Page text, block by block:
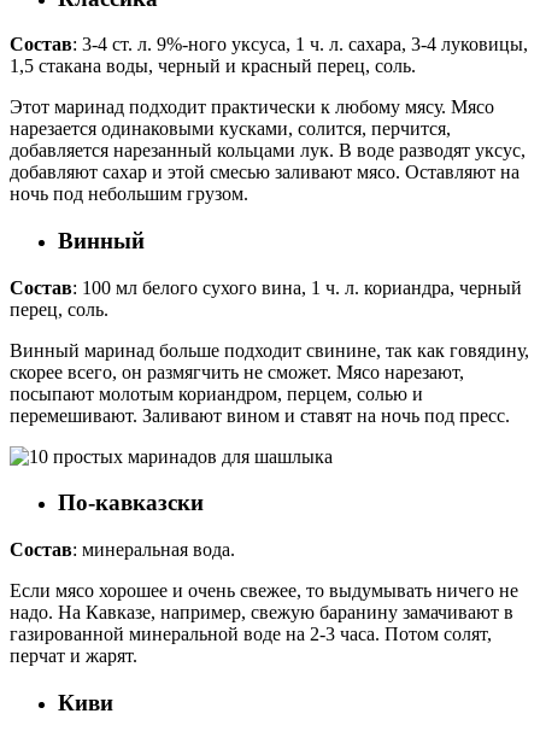
Состав: 3-4 ст. л. 9%-ного уксуса, 1 ч. л. сахара, 3-4 луковицы,
1,5 стакана воды, черный и красный перец, соль.
Этот маринад подходит практически к любому мясу. Мясо
нарезается одинаковыми кусками, солится, перчится,
добавляется нарезанный кольцами лук. В воде разводят уксус,
добавляют сахар и этой смесью заливают мясо. Оставляют на
ночь под небольшим грузом.
Винный
Состав: 100 мл белого сухого вина, 1 ч. л. кориандра, черный
перец, соль.
Винный маринад больше подходит свинине, так как говядину,
скорее всего, он размягчить не сможет. Мясо нарезают,
посыпают молотым кориандром, перцем, солью и
перемешивают. Заливают вином и ставят на ночь под пресс.
По-кавказски
Состав: минеральная вода.
Если мясо хорошее и очень свежее, то выдумывать ничего не
надо. На Кавказе, например, свежую баранину замачивают в
газированной минеральной воде на 2-3 часа. Потом солят,
перчат и жарят.
Киви